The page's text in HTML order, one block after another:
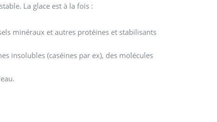
La glace est à la fois :
minéraux et autres protéines et stabilisants
insolubles (caséines par ex), des molécules